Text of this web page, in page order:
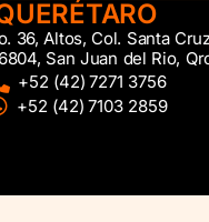
36, Altos, Col. Santa
San Juan del Rio,
+52 (42) 7271 3756
+52 (42) 7103 2859